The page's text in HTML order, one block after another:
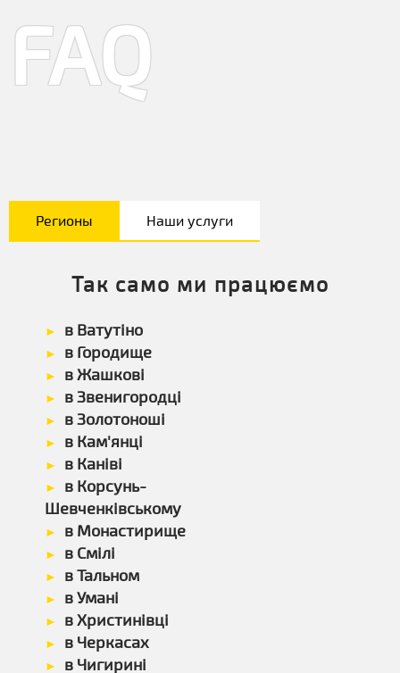
FAQ
Регионы Наши услуги
Так само ми працюємо
в Ватутіно
в Городище
в Жашкові
в Звенигородці
в Золотоноші
в Кам'янці
в Каніві
в Корсунь-
Шевченківському
в Монастирище
в Смілі
в Тальном
в Умані
в Христинівці
в Черкасах
в Чигирині